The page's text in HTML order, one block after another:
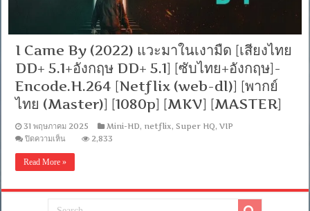
I Came By (2022) แวะมาในเงามืด [เสียงไทย
DD+ 5.1+อังกฤษ DD+ 5.1] [ซับไทย+อังกฤษ]-
Encode.H.264 [Netflix (web-dl)] [พากย์
ไทย (Master)] [1080p] [MKV] [MASTER]
31 พฤษภาคม 2025 Mini-HD, netflix,Super HQ,VIP
ปิดความเห็น
By
แวะ
2,833
Read More »